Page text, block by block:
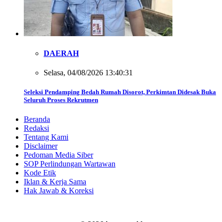
DAERAH
Selasa, 04/08/2026 13:40:31
Seleksi Pendamping Bedah Rumah Disorot, Perkimtan Didesak Buka
Seluruh Proses Rekrutmen
Beranda
Redaksi
Tentang Kami
Disclaimer
Pedoman Media Siber
SOP Perlindungan Wartawan
Kode Etik
Iklan & Kerja Sama
Hak Jawab & Koreksi